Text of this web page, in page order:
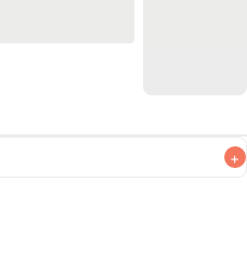
+
す。なるべくお早めにお召